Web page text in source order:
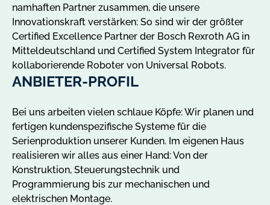
namhaften Partner zusammen, die unsere
Innovationskraft verstärken: So sind wir der größter
Certified Excellence Partner der Bosch Rexroth AG in
Mitteldeutschland und Certified System Integrator für
kollaborierende Roboter von Universal Robots.
ANBIETER-PROFIL
Bei uns arbeiten vielen schlaue Köpfe: Wir planen und
fertigen kundenspezifische Systeme für die
Serienproduktion unserer Kunden. Im eigenen Haus
realisieren wir alles aus einer Hand: Von der
Konstruktion, Steuerungstechnik und
Programmierung bis zur mechanischen und
elektrischen Montage.